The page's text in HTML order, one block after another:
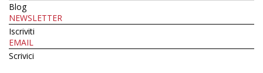
Blog
NEWSLETTER
Iscriviti
EMAIL
Scrivici